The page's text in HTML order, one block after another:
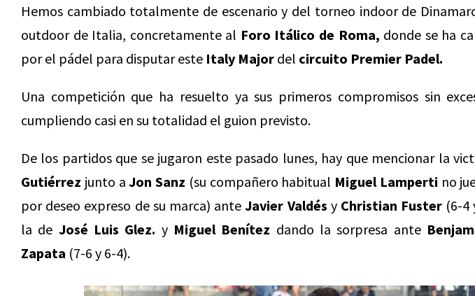
Hemos cambiado totalmente de escenario y del torneo indoor de
outdoor de Italia, concretamente al Foro Itálico de Roma, donde se ha
por el pádel para disputar este Italy Major del circuito Premier Padel.
Una competición que ha resuelto ya sus primeros compromisos sin
cumpliendo casi en su totalidad el guion previsto.
De los partidos que se jugaron este pasado lunes, hay que mencionar la
Gutiérrez junto aJon Sanz (su compañero habitual Miguel Lamperti no
por deseo expreso de su marca) anteJavier Valdés y Christian Fuster (6-4
la de José Luis Glez. y Miguel Benítez dando la sorpresa ante
Zapata (7-6 y 6-4).